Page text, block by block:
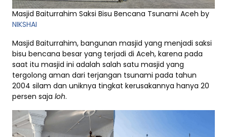
Masjid Baiturrahim Saksi Bisu Bencana Tsunami Aceh by
NIKSHAI
Masjid Baiturrahim, bangunan masjid yang menjadi saksi
bisu bencana besar yang terjadi di Aceh, karena pada
saat itu masjid ini adalah salah satu masjid yang
tergolong aman dari terjangan tsunami pada tahun
2004 silam dan uniknya tingkat kerusakannya hanya 20
persen saja loh.